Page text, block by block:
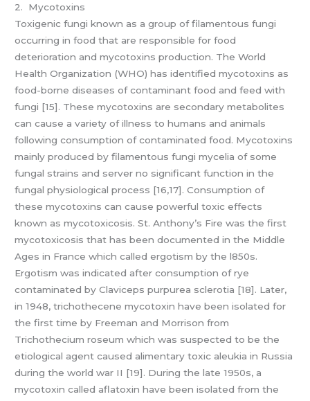
2. Mycotoxins
Toxigenic fungi known as a group of filamentous fungi
occurring in food that are responsible for food
deterioration and mycotoxins production. The World
Health Organization (WHO) has identified mycotoxins as
food-borne diseases of contaminant food and feed with
fungi [15]. These mycotoxins are secondary metabolites
can cause a variety of illness to humans and animals
following consumption of contaminated food. Mycotoxins
mainly produced by filamentous fungi mycelia of some
fungal strains and server no significant function in the
fungal physiological process [16,17]. Consumption of
these mycotoxins can cause powerful toxic effects
known as mycotoxicosis. St. Anthony’s Fire was the first
mycotoxicosis that has been documented in the Middle
Ages in France which called ergotism by the l850s.
Ergotism was indicated after consumption of rye
contaminated by Claviceps purpurea sclerotia [18]. Later,
in 1948, trichothecene mycotoxin have been isolated for
the first time by Freeman and Morrison from
Trichothecium roseum which was suspected to be the
etiological agent caused alimentary toxic aleukia in Russia
during the world war II [19]. During the late 1950s, a
mycotoxin called aflatoxin have been isolated from the